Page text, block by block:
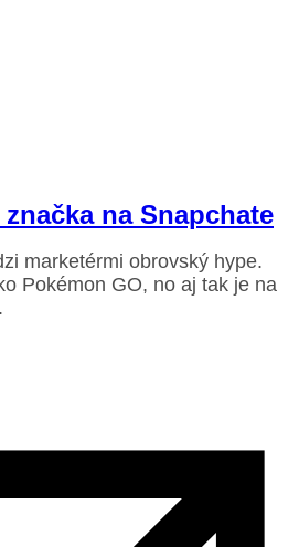
na Snapchate
marketérmi obrovský hype.
Pokémon GO, no aj tak je na